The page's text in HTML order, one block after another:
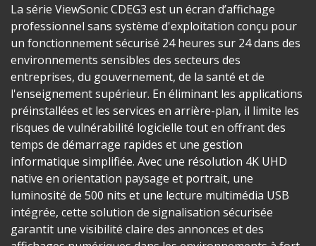
La série ViewSonic CDEG3 est un écran d’affichage
professionnel sans système d'exploitation conçu pour
un fonctionnement sécurisé 24 heures sur 24 dans des
environnements sensibles des secteurs des
entreprises, du gouvernement, de la santé et de
l'enseignement supérieur. En éliminant les applications
préinstallées et les services en arrière-plan, il limite les
risques de vulnérabilité logicielle tout en offrant des
temps de démarrage rapides et une gestion
informatique simplifiée. Avec une résolution 4K UHD
native en orientation paysage et portrait, une
luminosité de 500 nits et une lecture multimédia USB
intégrée, cette solution de signalisation sécurisée
garantit une visibilité claire des annonces et des